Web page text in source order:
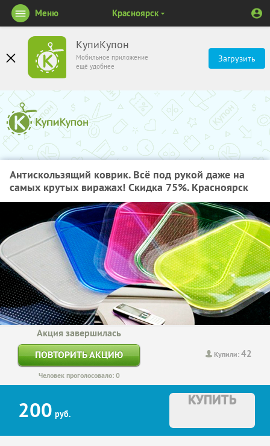
КупиКупон
Мобильное приложение
ещё удобнее
Загрузить
Меню Красноярск
Антискользящий коврик. Всё под рукой даже на
самых крутых виражах! Скидка 75%. Красноярск
Купили:42
Акция завершилась
ПОВТОРИТЬ АКЦИЮ
Человек проголосовало: 0
200 руб.
КУПИТЬ